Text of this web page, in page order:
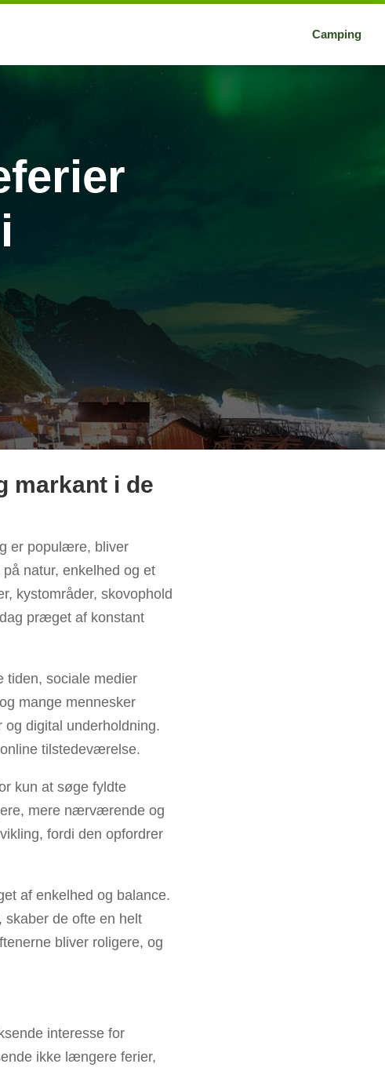
Camping
markant i de
er populære, bliver
natur, enkelhed og et
kystområder, skovophold
præget af konstant
tiden, sociale medier
mange mennesker
digital underholdning.
tilstedeværelse.
kun at søge fyldte
mere nærværende og
fordi den opfordrer
af enkelhed og balance.
skaber de ofte en helt
bliver roligere, og
interesse for
ikke længere ferier,